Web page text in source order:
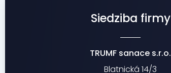
Siedziba firmy
TRUMF sanace s.r.o.
Blatnická 14/3